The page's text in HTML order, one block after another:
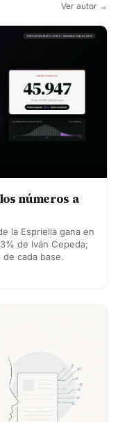
Ver autor →
números a
la Espriella gana en
de Iván Cepeda;
cada base.